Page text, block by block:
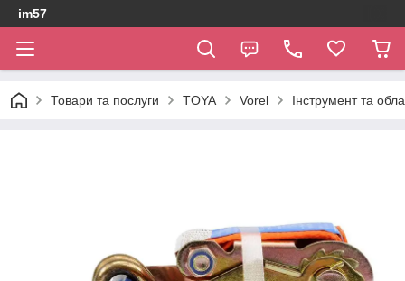
im57
Товари та послуги TOYA Vorel Інструмент та